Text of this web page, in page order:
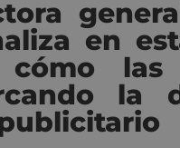
en
cómo las
la